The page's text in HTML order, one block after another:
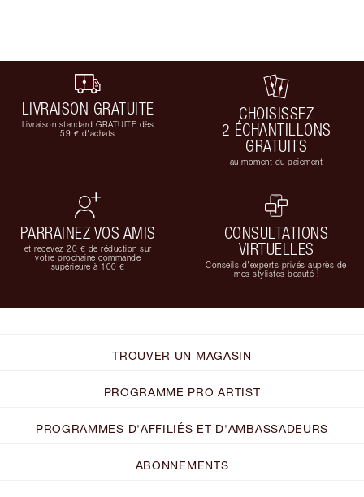
LIVRAISON GRATUITE
Livraison standard GRATUITE dès
59 € d'achats
CHOISISSEZ
2 ÉCHANTILLONS
GRATUITS
au moment du paiement
PARRAINEZ VOS AMIS
et recevez 20 € de réduction sur
votre prochaine commande
supérieure à 100 €
CONSULTATIONS
VIRTUELLES
Conseils d'experts privés auprès de
mes stylistes beauté !
TROUVER UN MAGASIN
PROGRAMME PRO ARTIST
PROGRAMMES D'AFFILIÉS ET D'AMBASSADEURS
ABONNEMENTS